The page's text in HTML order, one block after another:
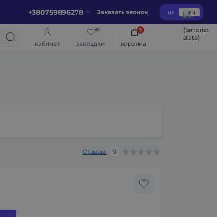
+380759896278 Заказать звонок ua ru
кабинет закладки
0
корзина
0
Отзывы: 0